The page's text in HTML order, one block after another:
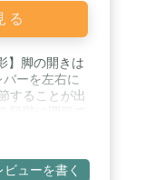
る
】脚の開きは
ーを左右に
することが出
移動させバラ
ラネジがダイ
安定感が増し
ビューを書く